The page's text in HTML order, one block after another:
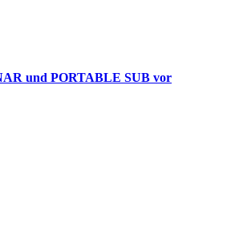
und PORTABLE SUB vor